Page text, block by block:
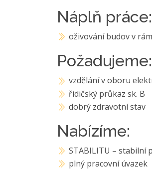
Náplň práce:
oživování budov v
Požadujeme:
vzdělání v oboru
řidičský průkaz sk. B
dobrý zdravotní stav
Nabízíme:
STABILITU – stabilní
plný pracovní úvazek